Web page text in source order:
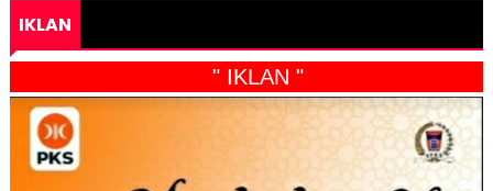
IKLAN
" IKLAN "